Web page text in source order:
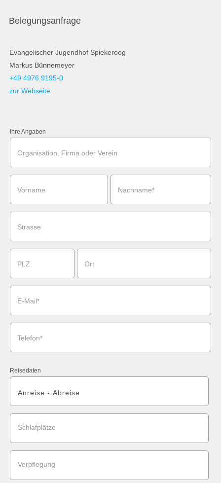
Belegungsanfrage
Evangelischer Jugendhof Spiekeroog
Markus Bünnemeyer
+49 4976 9195-0
zur Webseite
Ihre Angaben
Organisation, Firma oder Verein
Vorname Nachname*
Strasse
PLZ Ort
E-Mail*
Telefon*
Reisedaten
Schlafplätze
Verpflegung